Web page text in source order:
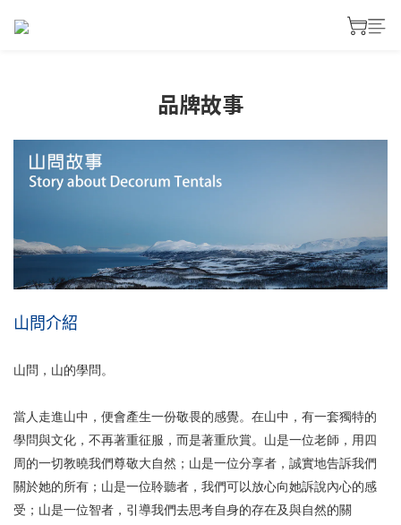
品牌故事
山問介紹
山問，山的學問。
當人走進山中，便會產生一份敬畏的感覺。在山中，有一套獨特的
學問與文化，不再著重征服，而是著重欣賞。山是一位老師，用四
周的一切教曉我們尊敬大自然；山是一位分享者，誠實地告訴我們
關於她的所有；山是一位聆聽者，我們可以放心向她訴說內心的感
受；山是一位智者，引導我們去思考自身的存在及與自然的關